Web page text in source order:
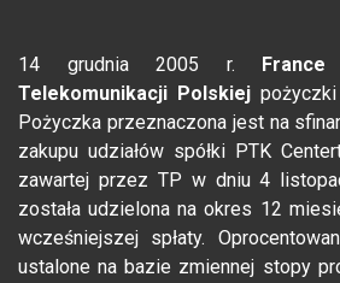
14 grudnia 2005 r.
Telekomunikacji Polskiej
Pożyczka przeznaczona jest na
zakupu udziałów spółki PTK
zawartej przez TP w dniu 4
została udzielona na okres 12
wcześniejszej spłaty.
ustalone na bazie zmiennej stopy